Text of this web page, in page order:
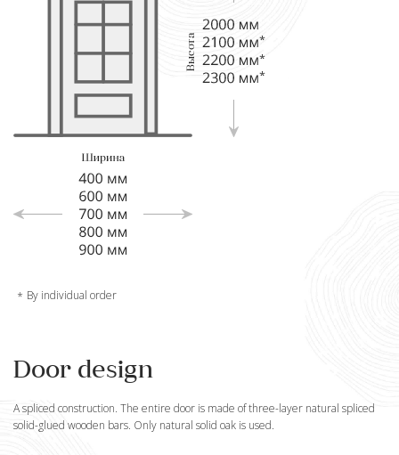
By individual order
Door design
A spliced construction. The entire door is made of three-layer natural spliced
solid-glued wooden bars. Only natural solid oak is used.